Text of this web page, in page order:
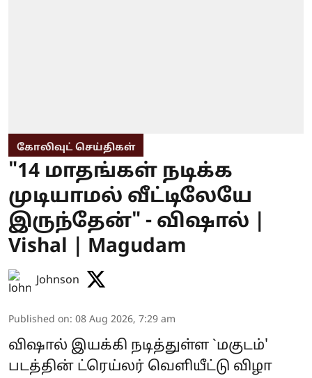
கோலிவுட் செய்திகள்
"14 மாதங்கள் நடிக்க
முடியாமல் வீட்டிலேயே
இருந்தேன்" - விஷால் |
Vishal | Magudam
Johnson
Published on: 08 Aug 2026, 7:29 am
விஷால் இயக்கி நடித்துள்ள `மகுடம்'
படத்தின் ட்ரெய்லர் வெளியீட்டு விழா